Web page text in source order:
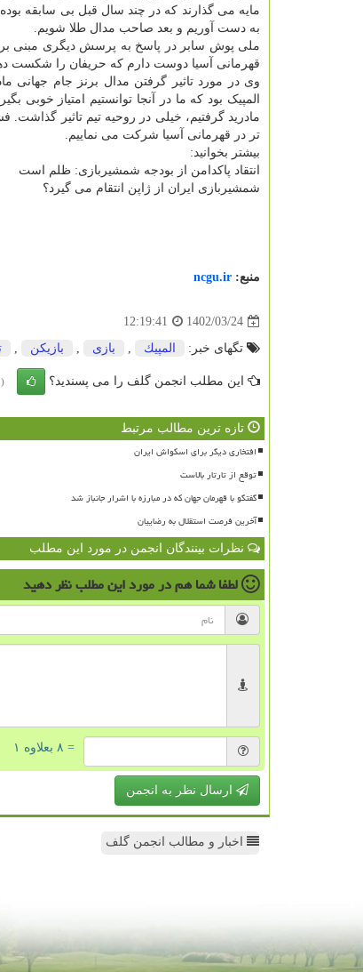
مایه می گذارند که در چند سال قبل بی سابقه
به دست آوریم و بعد صاحب مدال طلا شویم.
ملی پوش سابر در پاسخ به پرسش دیگری مبنی
قهرمانی آسیا دوست دارم که حریفان را شکست
وی در مورد تاثیر گرفتن مدال برنز جام جهانی
المپیک بود که ما در آنجا توانستیم امتیاز
مادرید گرفتیم، خیلی در روحیه تیم تاثیر
تر در قهرمانی آسیا شرکت می نماییم.
بیشتر بخوانید:
انتقاد پاکدامن از بودجه شمشیربازی: ظلم است
شمشیربازی ایران از ژاپن انتقام می گیرد؟
منبع: ncgu.ir
1402/03/24
12:19:41
تگهای خبر: المپیك , بازی , بازیكن ,
این مطلب انجمن گلف را می پسندید؟ (0)
تازه ترین مطالب مرتبط
افتخاری دیگر برای اسکواش ایران
توقع از تارتار بالاست
گفتگو با قهرمان جهان که در مبارزه با اشرار جانباز شد
آخرین فرصت استقلال به رضاییان
نظرات بینندگان انجمن در مورد این مطلب
لطفا شما همدر مورد این مطلبنظر دهید
= ۸ بعلاوه ۱
ارسال نظر به انجمن
اخبار و مطالب انجمن گلف